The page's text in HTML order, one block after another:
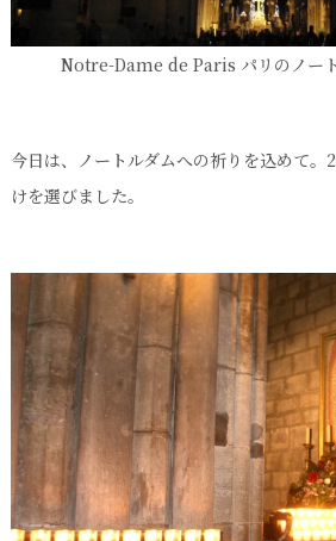
Notre-Dame de Paris パリのノー
今日は、ノートルダムへの祈りを込めて
けを選びました。